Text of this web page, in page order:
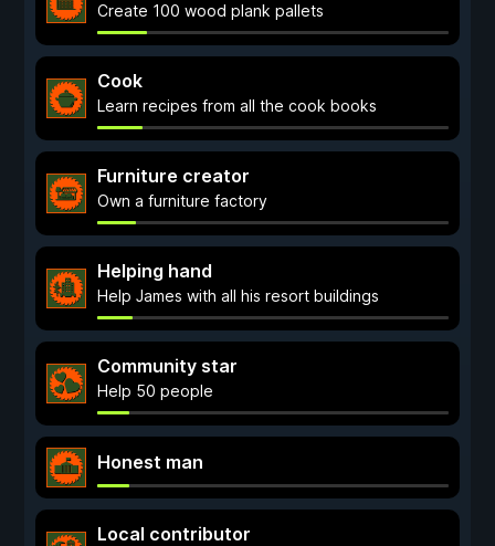
Create 100 wood plank pallets
Cook
Learn recipes from all the cook books
Furniture creator
Own a furniture factory
Helping hand
Help James with all his resort buildings
Community star
Help 50 people
Honest man
Local contributor